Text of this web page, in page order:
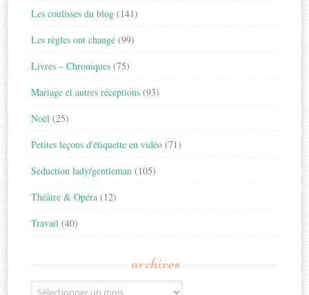
Les coulisses du blog (141)
Les règles ont changé (99)
Livres – Chroniques (75)
Mariage et autres réceptions (93)
Noël (25)
Petites leçons d'étiquette en vidéo (71)
Séduction lady/gentleman (105)
Théâtre & Opéra (12)
Travail (40)
archives
Archives